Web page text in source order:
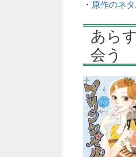
・ 原作のネ
あら
会う